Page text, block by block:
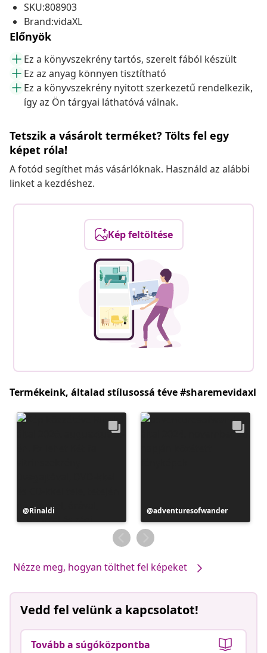
SKU:808903
Brand:vidaXL
Előnyök
Ez a könyvszekrény tartós, szerelt fából készült
Ez az anyag könnyen tisztítható
Ez a könyvszekrény nyitott szerkezetű rendelkezik,
így az Ön tárgyai láthatóvá válnak.
Tetszik a vásárolt terméket? Tölts fel egy
képet róla!
A fotód segíthet más vásárlóknak. Használd az alábbi
linket a kezdéshez.
Kép feltöltése
Termékeink, általad stílusossá téve #sharemevidaxl
Bejegyzés
közzétevője
Rinaldi
Bejegyzés
közzétevője
adventuresofwander
Nézze meg, hogyan tölthet fel képeket
Vedd fel velünk a kapcsolatot!
Tovább a súgóközpontba